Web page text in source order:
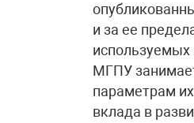
и за ее
используемых
МГПУ
параметрам
вклада в